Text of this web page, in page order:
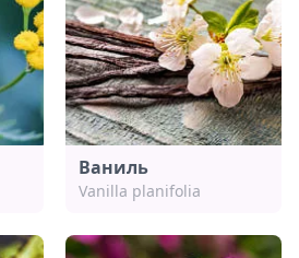
Ваниль
Vanilla planifolia